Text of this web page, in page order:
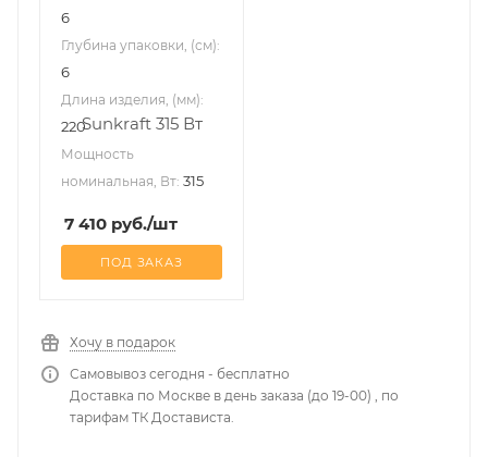
6
Глубина упаковки, (см):
6
Длина изделия, (мм):
220
Мощность
номинальная, Вт: 315
7 410 руб./шт
ПОД ЗАКАЗ
Хочу в подарок
Самовывоз сегодня - бесплатно
Доставка по Москве в день заказа (до 19-00) , по
тарифам ТК Достависта.